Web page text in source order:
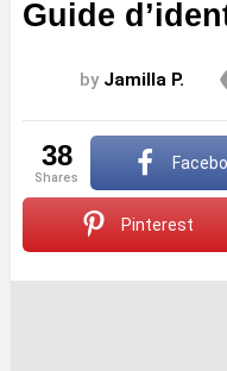
Guide
by Jamilla P.
38
shares
Pinterest